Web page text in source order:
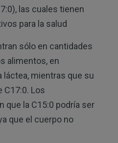
las cuales tienen
para la salud
sólo en cantidades
alimentos, en
láctea, mientras que su
C17:0. Los
que la C15:0 podría ser
que el cuerpo no